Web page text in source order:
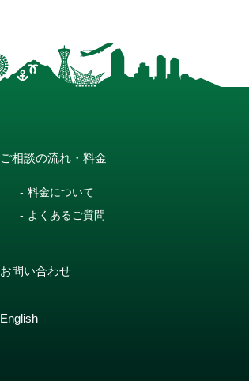
ご相談の流れ・料金
料金について
よくあるご質問
お問い合わせ
English